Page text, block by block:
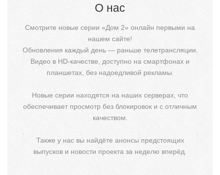
О нас
Смотрите новые серии «Дом 2» онлайн первыми на
нашем сайте!
Обновления каждый день — раньше телетрансляции.
Видео в HD-качестве, доступно на смартфонах и
планшетах, без надоедливой рекламы.
Новые серии находятся на наших серверах, что
обеспечивает просмотр без блокировок и с отличным
качеством.
Также у нас вы найдёте анонсы предстоящих
выпусков и новости проекта за неделю вперёд.